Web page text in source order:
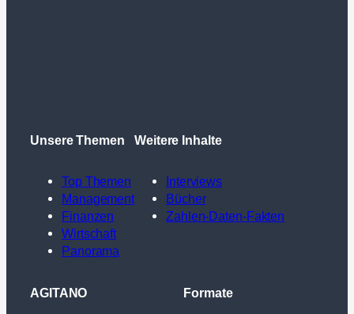
Unsere Themen
Top Themen
Management
Finanzen
Wirtschaft
Panorama
Weitere Inhalte
Interviews
Bücher
Zahlen-Daten-Fakten
AGITANO Formate